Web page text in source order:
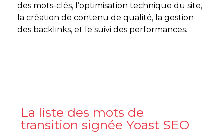
des mots-clés, l’optimisation technique du site,
la création de contenu de qualité, la gestion
des backlinks, et le suivi des performances.
La liste des mots de
transition signée Yoast SEO